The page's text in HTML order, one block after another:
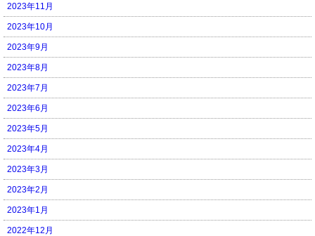
2023年11月
2023年10月
2023年9月
2023年8月
2023年7月
2023年6月
2023年5月
2023年4月
2023年3月
2023年2月
2023年1月
2022年12月